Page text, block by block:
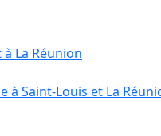
La Réunion
à Saint-Louis et La